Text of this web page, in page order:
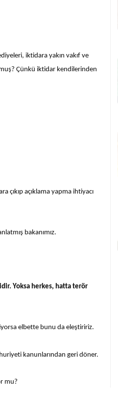
iktidara yakın vakıf ve
Çünkü iktidar kendilerinden
çıkıp açıklama yapma ihtiyacı
bakanımız.
Yoksa herkes, hatta terör
elbette bunu da eleştiririz.
kanunlarından geri döner.
mu?